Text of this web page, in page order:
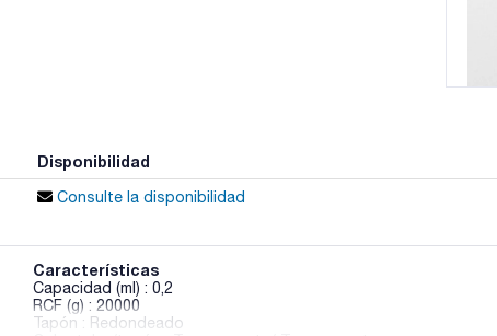
Disponibilidad
Consulte la disponibilidad
Características
Capacidad (ml) : 0,2
RCF (g) : 20000
Tapón : Redondeado